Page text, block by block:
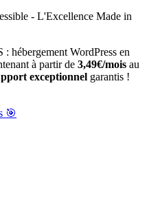
- L'Excellence Made in
hébergement WordPress en
à partir de 3,49€/mois au
exceptionnel garantis !
🎯